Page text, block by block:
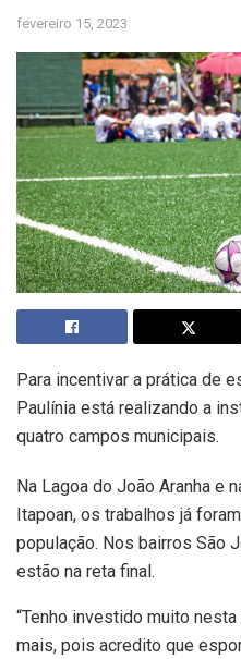
fevereiro 15, 2023
Para incentivar a prática de
Paulínia está realizando a
quatro campos municipais.
Na Lagoa do João Aranha e
Itapoan, os trabalhos já
população. Nos bairros São
estão na reta final.
“Tenho investido muito
mais, pois acredito que